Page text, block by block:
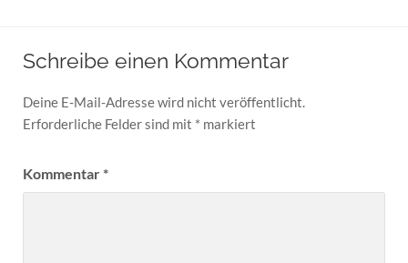
Schreibe einen Kommentar
Deine E-Mail-Adresse wird nicht veröffentlicht.
Erforderliche Felder sind mit * markiert
Kommentar*